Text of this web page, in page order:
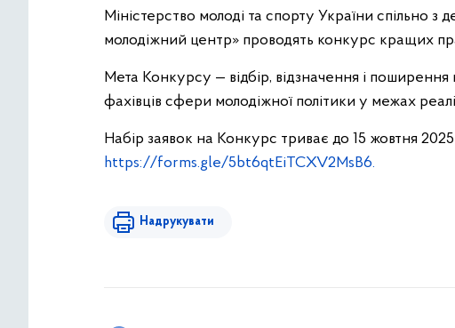
Міністерство молоді та спорту України спільно
молодіжний центр» проводять конкурс кращих
Мета Конкурсу — відбір, відзначення і
фахівців сфери молодіжної політики у межах
Набір заявок на Конкурс триває до 15 жовтня
https://forms.gle/5bt6qtEiTCXV2MsB6.
Надрукувати